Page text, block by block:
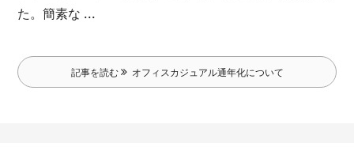
た。簡素な ...
記事を読む オフィスカジュアル通年化について